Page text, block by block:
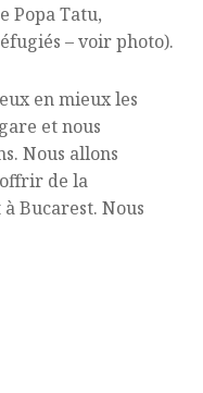
Popa Tatu,
– voir photo).
en mieux les
et nous
Nous allons
de la
Bucarest. Nous